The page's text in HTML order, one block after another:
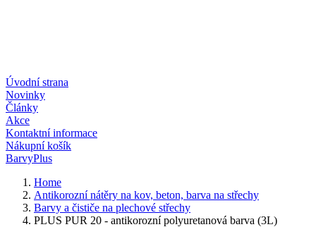
Úvodní strana
Novinky
Články
Akce
Kontaktní informace
Nákupní košík
BarvyPlus
Home
Antikorozní nátěry na kov, beton, barva na střechy
Barvy a čističe na plechové střechy
PLUS PUR 20 - antikorozní polyuretanová barva (3L)